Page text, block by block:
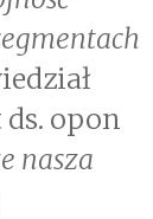
ds. opon
nasza